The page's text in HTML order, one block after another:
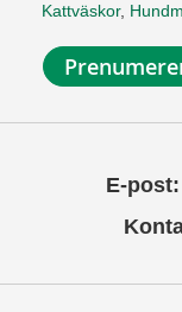
Kattväskor,
E-post: